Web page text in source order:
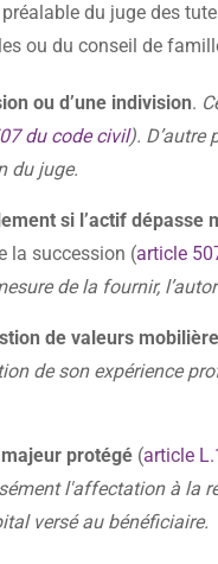
du juge des
ou du conseil de
ou d’une indivision.
du code civil). D’autre
du juge.
si l’actif dépasse
la succession (article
de la fournir,
de valeurs
de son expérience
protégé (article
l'affectation à la
versé au bénéficiaire.